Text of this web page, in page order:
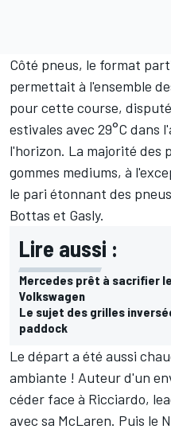
Côté pneus, le format
permettait à l'ensemble
pour cette course,
estivales avec 29°C dans
l'horizon. La majorité des
gommes mediums, à
le pari étonnant des
Bottas et Gasly.
Lire aussi :
Mercedes prêt à sacrifier
Volkswagen
Le sujet des grilles
paddock
Le départ a été aussi
ambiante ! Auteur d'un
céder face à Ricciardo,
avec sa McLaren. Puis le